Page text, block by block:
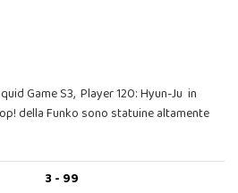
Game S3, Player 120: Hyun-Ju in
della Funko sono statuine altamente
3 - 99